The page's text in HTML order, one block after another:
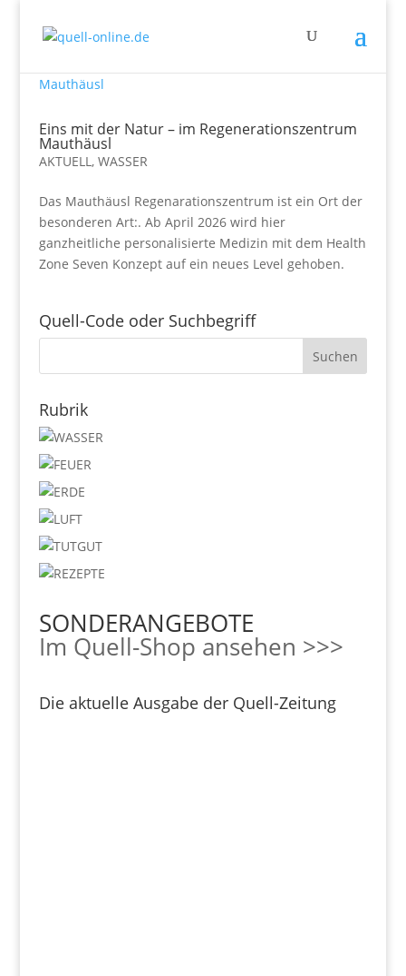
Eins mit der Natur – im Regenerationszentrum
Mauthäusl
AKTUELL, WASSER
Das Mauthäusl Regenarationszentrum ist ein Ort der
besonderen Art:. Ab April 2026 wird hier
ganzheitliche personalisierte Medizin mit dem Health
Zone Seven Konzept auf ein neues Level gehoben.
Quell-Code oder Suchbegriff
Rubrik
SONDERANGEBOTE
Im Quell-Shop ansehen >>>
Die aktuelle Ausgabe der Quell-Zeitung